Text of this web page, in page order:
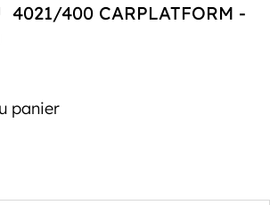
4021/400 CARPLATFORM -
panier